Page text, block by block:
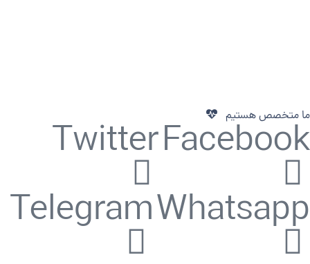
ما متخصص هستیم
Facebook
Twitter
Whatsapp
Telegram